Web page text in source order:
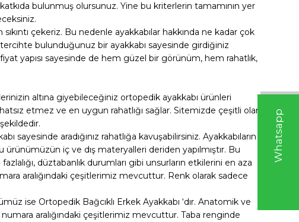
W
h
t
s
a
p
p
D
e
s
e
H
a
t
t
bulunmuş olursunuz. Yine bu kriterlerin tamamının yer
çekeriz. Bu nedenle ayakkabılar hakkında ne kadar çok
bulunduğunuz bir ayakkabı sayesinde girdiğiniz
yapısı sayesinde de hem güzel bir görünüm, hem rahatlık,
altına giyebileceğiniz ortopedik ayakkabı ürünleri
etmez ve en uygun rahatlığı sağlar. Sitemizde çeşitli olarak
sayesinde aradığınız rahatlığa kavuşabilirsiniz. Ayakkabıların
ürünümüzün iç ve dış materyalleri deriden yapılmıştır. Bu
düztabanlık durumları gibi unsurların etkilerini en aza
aralığındaki çeşitlerimiz mevcuttur. Renk olarak sadece
ise Ortopedik Bağcıklı Erkek Ayakkabı ‘dır. Anatomik ve
numara aralığındaki çeşitlerimiz mevcuttur. Taba renginde